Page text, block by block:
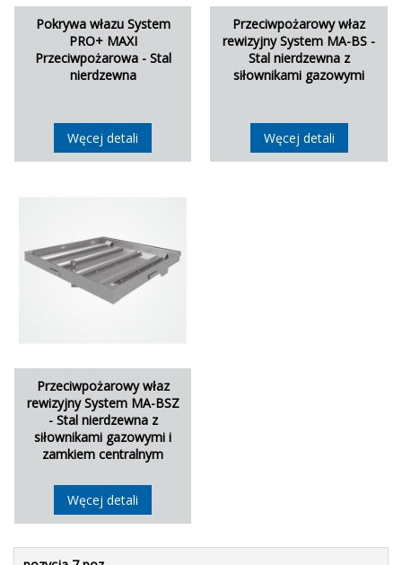
Pokrywa włazu System
PRO+ MAXI
Przeciwpożarowa - Stal
nierdzewna
Węcej detali
Przeciwpożarowy właz
rewizyjny System MA-BS -
Stal nierdzewna z
siłownikami gazowymi
Węcej detali
Przeciwpożarowy właz
rewizyjny System MA-BSZ
- Stal nierdzewna z
siłownikami gazowymi i
zamkiem centralnym
Węcej detali